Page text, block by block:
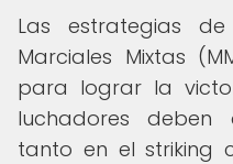
Las estrategias
Marciales Mixtas
para lograr la
luchadores deben
tanto en el striking